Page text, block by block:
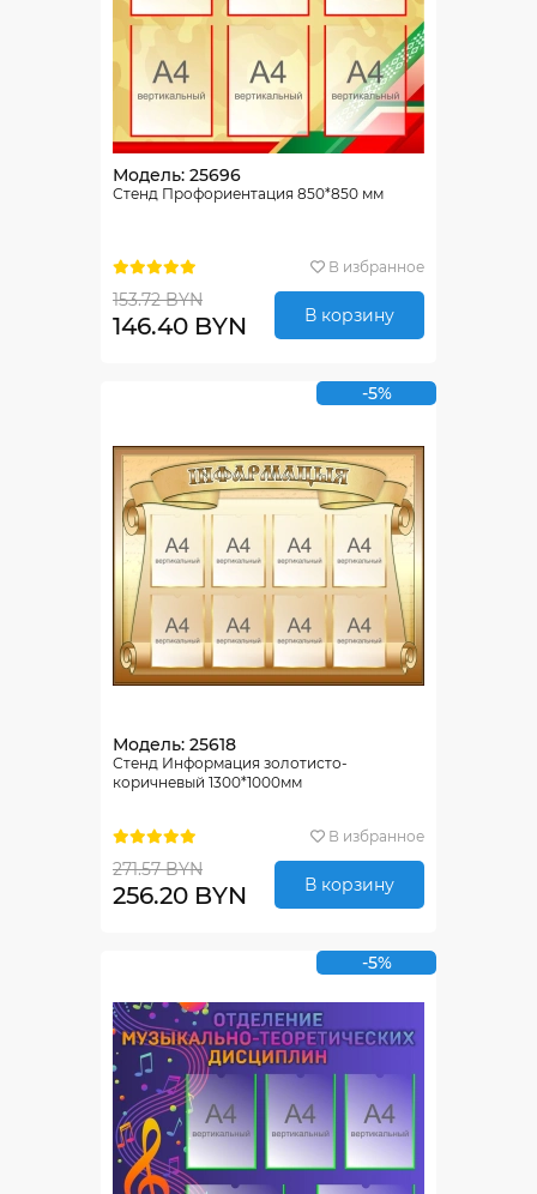
Модель: 25696
Стенд Профориентация 850*850 мм
В избранное
153.72 BYN
146.40 BYN В корзину
-5%
Модель: 25618
Стенд Информация золотисто-
коричневый 1300*1000мм
В избранное
271.57 BYN
256.20 BYN В корзину
-5%